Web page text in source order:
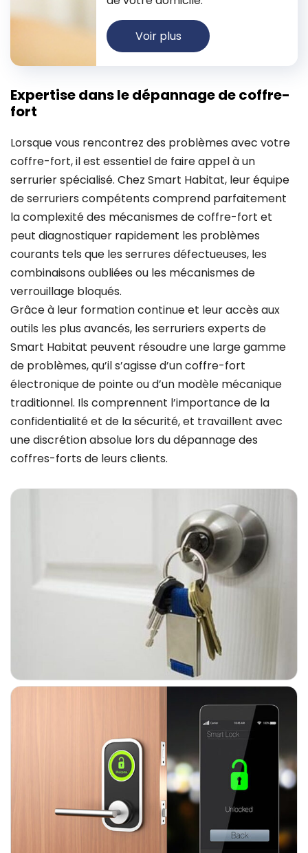
Voir plus
Expertise dans le dépannage de coffre-
fort
Lorsque vous rencontrez des problèmes avec votre
coffre-fort, il est essentiel de faire appel à un
serrurier spécialisé. Chez Smart Habitat, leur équipe
de serruriers compétents comprend parfaitement
la complexité des mécanismes de coffre-fort et
peut diagnostiquer rapidement les problèmes
courants tels que les serrures défectueuses, les
combinaisons oubliées ou les mécanismes de
verrouillage bloqués.
Grâce à leur formation continue et leur accès aux
outils les plus avancés, les serruriers experts de
Smart Habitat peuvent résoudre une large gamme
de problèmes, qu’il s’agisse d’un coffre-fort
électronique de pointe ou d’un modèle mécanique
traditionnel. Ils comprennent l’importance de la
confidentialité et de la sécurité, et travaillent avec
une discrétion absolue lors du dépannage des
coffres-forts de leurs clients.